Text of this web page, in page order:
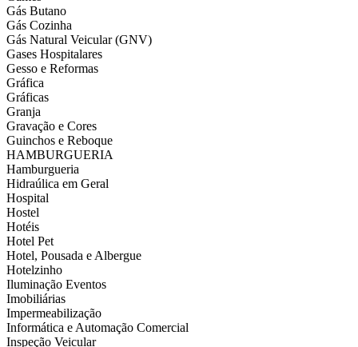
Gás Butano
Gás Cozinha
Gás Natural Veicular (GNV)
Gases Hospitalares
Gesso e Reformas
Gráfica
Gráficas
Granja
Gravação e Cores
Guinchos e Reboque
HAMBURGUERIA
Hamburgueria
Hidraúlica em Geral
Hospital
Hostel
Hotéis
Hotel Pet
Hotel, Pousada e Albergue
Hotelzinho
Iluminação Eventos
Imobiliárias
Impermeabilização
Informática e Automação Comercial
Inspeção Veicular